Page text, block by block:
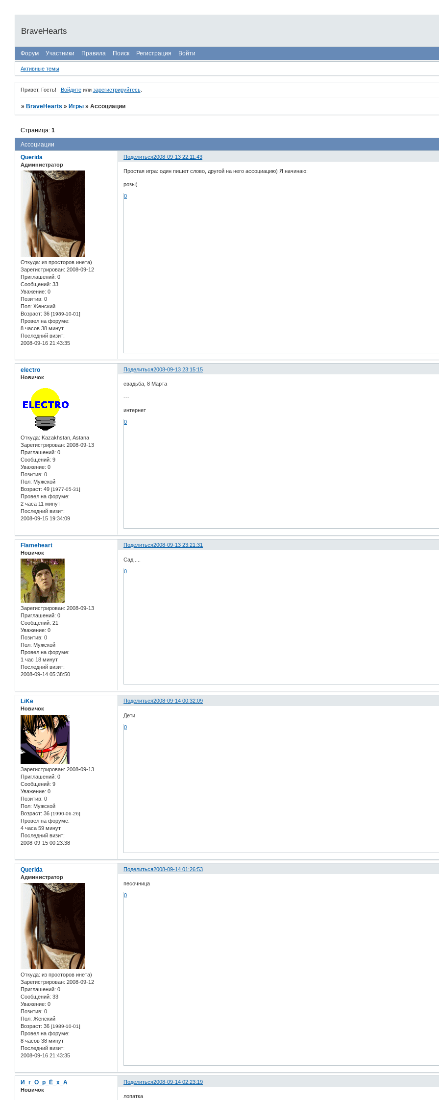
BraveHearts
Форум Участники Правила Поиск Регистрация Войти
Активные темы
Привет, Гость! Войдитеили зарегистрируйтесь.
» BraveHearts » Игры »Ассоциации
Ассоциации
Страница:1
Поделиться2008-09-13 22:11:43
Querida
Администратор
Откуда: из просторов инета)
Зарегистрирован: 2008-09-12
Приглашений: 0
Сообщений: 33
Уважение: 0
Позитив: 0
Пол: Женский
Возраст: 36 [1989-10-01]
Провел на форуме:
8 часов 38 минут
Последний визит:
2008-09-16 21:43:35
Простая игра: один пишет слово, другой на него ассоциацию) Я начинаю:
розы)
0
Поделиться2008-09-13 23:15:15
electro
Новичок
Откуда: Kazakhstan, Astana
Зарегистрирован: 2008-09-13
Приглашений: 0
Сообщений: 9
Уважение: 0
Позитив: 0
Пол: Мужской
Возраст: 49 [1977-05-31]
Провел на форуме:
2 часа 11 минут
Последний визит:
2008-09-15 19:34:09
свадьба, 8 Марта
---
интернет
0
Поделиться2008-09-13 23:21:31
Flameheart
Новичок
Зарегистрирован: 2008-09-13
Приглашений: 0
Сообщений: 21
Уважение: 0
Позитив: 0
Пол: Мужской
Провел на форуме:
1 час 18 минут
Последний визит:
2008-09-14 05:38:50
Сад ....
0
Поделиться2008-09-14 00:32:09
LiKe
Новичок
Зарегистрирован: 2008-09-13
Приглашений: 0
Сообщений: 9
Уважение: 0
Позитив: 0
Пол: Мужской
Возраст: 36 [1990-06-26]
Провел на форуме:
4 часа 59 минут
Последний визит:
2008-09-15 00:23:38
Дети
0
Поделиться2008-09-14 01:26:53
Querida
Администратор
Откуда: из просторов инета)
Зарегистрирован: 2008-09-12
Приглашений: 0
Сообщений: 33
Уважение: 0
Позитив: 0
Пол: Женский
Возраст: 36 [1989-10-01]
Провел на форуме:
8 часов 38 минут
Последний визит:
2008-09-16 21:43:35
песочница
0
Поделиться2008-09-14 02:23:19
И_г_О_р_Ё_х_А
Новичок
лопатка